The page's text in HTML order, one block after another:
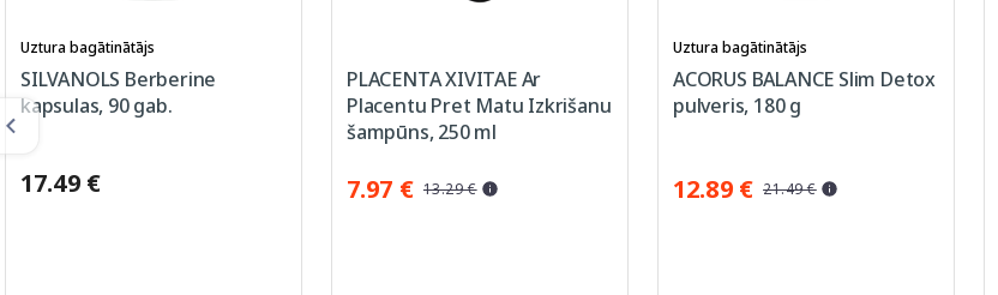
Uztura bagātinātājs
SILVANOLS Berberine
kapsulas, 90 gab.
17.49 €
PLACENTA XIVITAE Ar
Placentu Pret Matu Izkrišanu
šampūns, 250 ml
7.97 € 13.29 €
Uztura bagātinātājs
ACORUS BALANCE Slim Detox
pulveris, 180 g
12.89 € 21.49 €